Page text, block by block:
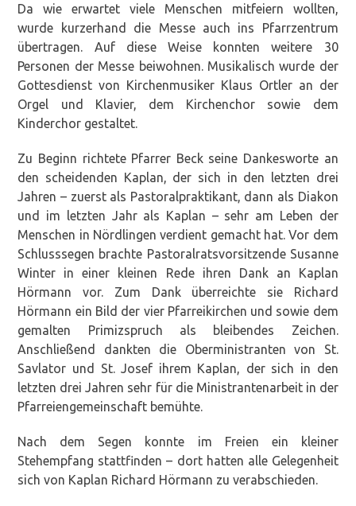
Da wie erwartet viele Menschen mitfeiern wollten,
wurde kurzerhand die Messe auch ins Pfarrzentrum
übertragen. Auf diese Weise konnten weitere 30
Personen der Messe beiwohnen. Musikalisch wurde der
Gottesdienst von Kirchenmusiker Klaus Ortler an der
Orgel und Klavier, dem Kirchenchor sowie dem
Kinderchor gestaltet.
Zu Beginn richtete Pfarrer Beck seine Dankesworte an
den scheidenden Kaplan, der sich in den letzten drei
Jahren – zuerst als Pastoralpraktikant, dann als Diakon
und im letzten Jahr als Kaplan – sehr am Leben der
Menschen in Nördlingen verdient gemacht hat. Vor dem
Schlusssegen brachte Pastoralratsvorsitzende Susanne
Winter in einer kleinen Rede ihren Dank an Kaplan
Hörmann vor. Zum Dank überreichte sie Richard
Hörmann ein Bild der vier Pfarreikirchen und sowie dem
gemalten Primizspruch als bleibendes Zeichen.
Anschließend dankten die Oberministranten von St.
Savlator und St. Josef ihrem Kaplan, der sich in den
letzten drei Jahren sehr für die Ministrantenarbeit in der
Pfarreiengemeinschaft bemühte.
Nach dem Segen konnte im Freien ein kleiner
Stehempfang stattfinden – dort hatten alle Gelegenheit
sich von Kaplan Richard Hörmann zu verabschieden.